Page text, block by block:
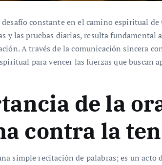
constante en el camino espiritual de
y las pruebas diarias, resulta fundamental
A través de la comunicación sincera
para vencer las fuerzas que buscan
de la
contra la
simple recitación de palabras; es un acto